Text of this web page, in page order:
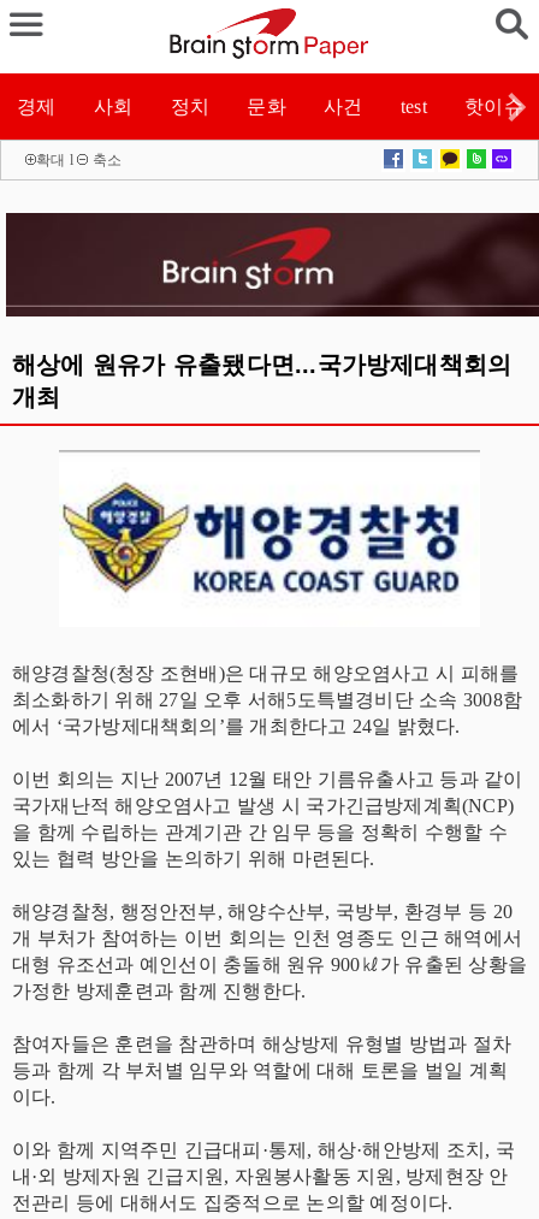
경제 사회 정치 문화 사건 test 핫이슈
확대 l 축소
해상에 원유가 유출됐다면...국가방제대책회의
개최
해양경찰청(청장 조현배)은 대규모 해양오염사고 시 피해를
최소화하기 위해 27일 오후 서해5도특별경비단 소속 3008함
에서 ‘국가방제대책회의’를 개최한다고 24일 밝혔다.
이번 회의는 지난 2007년 12월 태안 기름유출사고 등과 같이
국가재난적 해양오염사고 발생 시 국가긴급방제계획(NCP)
을 함께 수립하는 관계기관 간 임무 등을 정확히 수행할 수
있는 협력 방안을 논의하기 위해 마련된다.
해양경찰청, 행정안전부, 해양수산부, 국방부, 환경부 등 20
개 부처가 참여하는 이번 회의는 인천 영종도 인근 해역에서
대형 유조선과 예인선이 충돌해 원유 900㎘가 유출된 상황을
가정한 방제훈련과 함께 진행한다.
참여자들은 훈련을 참관하며 해상방제 유형별 방법과 절차
등과 함께 각 부처별 임무와 역할에 대해 토론을 벌일 계획
이다.
이와 함께 지역주민 긴급대피·통제, 해상·해안방제 조치, 국
내·외 방제자원 긴급지원, 자원봉사활동 지원, 방제현장 안
전관리 등에 대해서도 집중적으로 논의할 예정이다.